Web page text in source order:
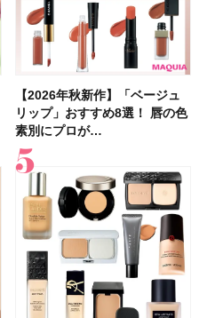
【2026年秋新作】「ベージュ
リップ」おすすめ8選！ 唇の色
素別にプロが…
【石井美保さん】おすすめの
「ブライトニング」11選！ ス
キンケアからサプ…
【2026年秋新作】「ベージュ
リップ」おすすめ8選！ 唇の色
素別にプロが…
【2026年】ボディ用日焼け止
めUVのおすすめ20選！ この夏
注目の人気…
【板野友美さんの美活】「最
近、下の歯の矯正を再開したん
です」オーラルケア…
【2026年夏】小顔に見えるボ
ブの髪型37選！ レイヤー・切
りっぱなしな…
【2026年8月の一粒万倍日】お
すすめの開運コスメ＆美容アイ
テム10選！
【限定】&be「リップカラーデ
ュオ 01 ピンクベージュ」レビ
ュー｜落ち…